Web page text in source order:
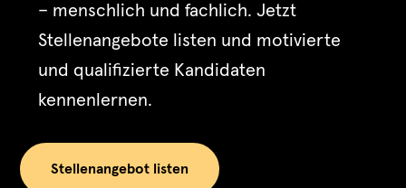
– menschlich und fachlich. Jetzt
Stellenangebote listen und motivierte
und qualifizierte Kandidaten
kennenlernen.
Stellenangebot listen